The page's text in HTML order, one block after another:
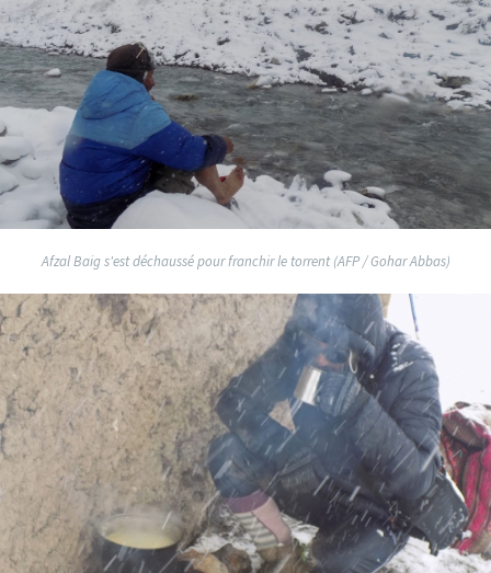
Afzal Baig s'est déchaussé pour franchir le torrent (AFP / Gohar Abbas)